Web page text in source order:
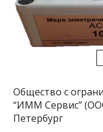
Общество с
“ИММ Сервис”
Петербург